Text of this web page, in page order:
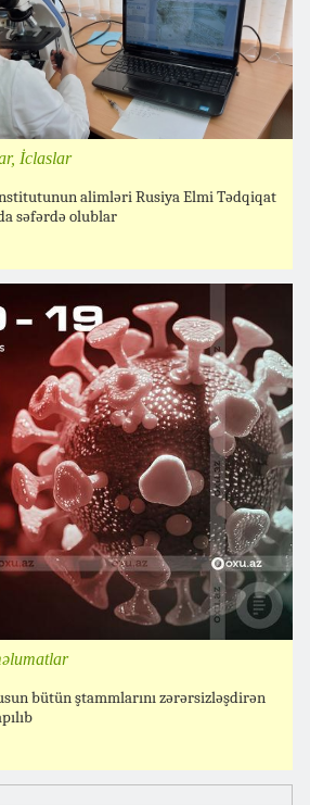
İclaslar
alimləri Rusiya Elmi Tədqiqat
səfərdə olublar
bütün ştammlarını zərərsizləşdirən